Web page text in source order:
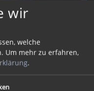
wir
welche
Um mehr zu erfahren,
.